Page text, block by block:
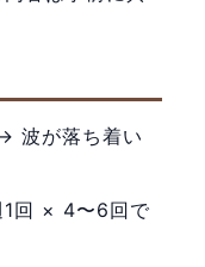
波が落ち着い
1回 × 4〜6回で